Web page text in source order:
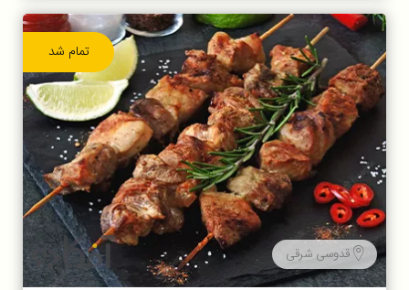
تمام شد
قدوسی شرقی